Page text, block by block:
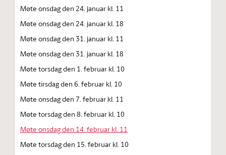
Møte onsdag den 24. januar kl. 11
Møte onsdag den 24. januar kl. 18
Møte onsdag den 31. januar kl. 11
Møte onsdag den 31. januar kl. 18
Møte torsdag den 1. februar kl. 10
Møte tirsdag den 6. februar kl. 10
Møte onsdag den 7. februar kl. 11
Møte torsdag den 8. februar kl. 10
Møte onsdag den 14. februar kl. 11
Møte torsdag den 15. februar kl. 10